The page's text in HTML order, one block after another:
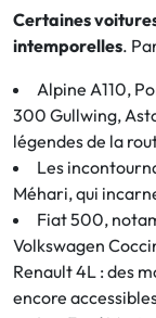
Certaines
intemporelles.
Alpine A110,
300 Gullwing,
légendes de la
Les
Méhari, qui
Fiat 500,
Volkswagen
Renault 4L : des
encore